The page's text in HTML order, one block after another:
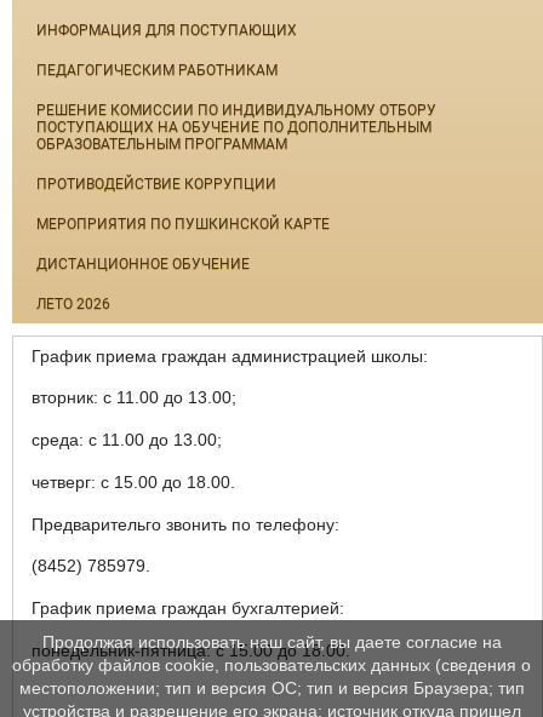
ИНФОРМАЦИЯ ДЛЯ ПОСТУПАЮЩИХ
ПЕДАГОГИЧЕСКИМ РАБОТНИКАМ
РЕШЕНИЕ КОМИССИИ ПО ИНДИВИДУАЛЬНОМУ ОТБОРУ
ПОСТУПАЮЩИХ НА ОБУЧЕНИЕ ПО ДОПОЛНИТЕЛЬНЫМ
ОБРАЗОВАТЕЛЬНЫМ ПРОГРАММАМ
ПРОТИВОДЕЙСТВИЕ КОРРУПЦИИ
МЕРОПРИЯТИЯ ПО ПУШКИНСКОЙ КАРТЕ
ДИСТАНЦИОННОЕ ОБУЧЕНИЕ
ЛЕТО 2026
График приема граждан администрацией школы:
вторник: с 11.00 до 13.00;
среда: с 11.00 до 13.00;
четверг: с 15.00 до 18.00.
Предварительго звонить по телефону:
(8452) 785979.
График приема граждан бухгалтерией:
понедельник-пятница: с 15.00 до 18.00.
Продолжая использовать наш сайт, вы даете согласие на
обработку файлов cookie, пользовательских данных (сведения о
местоположении; тип и версия ОС; тип и версия Браузера; тип
устройства и разрешение его экрана; источник откуда пришел